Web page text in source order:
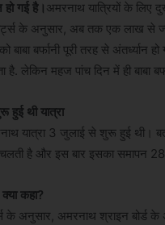
गई है। अमरनाथ यात्रियों के लिए
के अनुसार, अब तक एक लाख से
बर्फानी पूरी तरह से अंतर्ध्यान
है. लेकिन महज पांच दिन में ही बाबा
थी यात्रा
यात्रा 3 जुलाई से शुरू हुई थी।
है और इस बार इसका समापन 28
कहा?
के अनुसार, अमरनाथ श्राइन बोर्ड